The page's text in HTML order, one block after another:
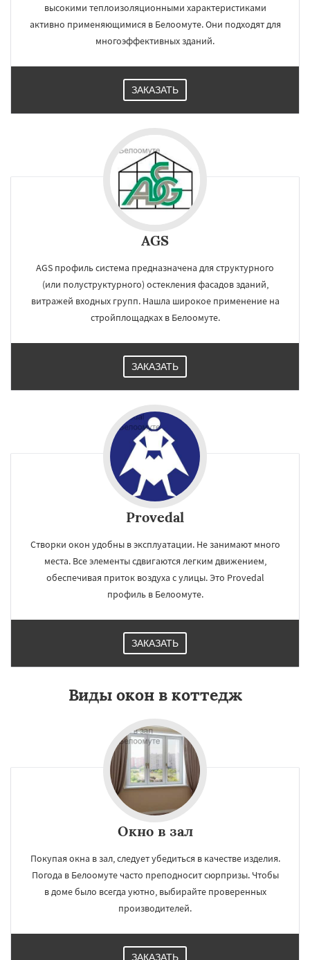
высокими теплоизоляционными характеристиками
активно применяющимися в Белоомуте. Они подходят для
многоэффективных зданий.
ЗАКАЗАТЬ
AGS
AGS профиль система предназначена для структурного
(или полуструктурного) остекления фасадов зданий,
витражей входных групп. Нашла широкое применение на
стройплощадках в Белоомуте.
ЗАКАЗАТЬ
Provedal
Створки окон удобны в эксплуатации. Не занимают много
места. Все элементы сдвигаются легким движением,
обеспечивая приток воздуха с улицы. Это Provedal
профиль в Белоомуте.
ЗАКАЗАТЬ
Виды окон в коттедж
Окно в зал
Покупая окна в зал, следует убедиться в качестве изделия.
Погода в Белоомуте часто преподносит сюрпризы. Чтобы
в доме было всегда уютно, выбирайте проверенных
производителей.
ЗАКАЗАТЬ